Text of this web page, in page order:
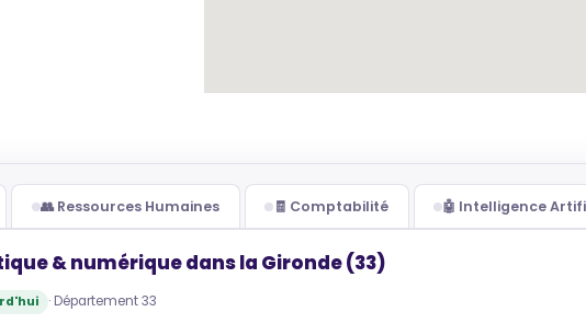
👥 Ressources Humaines 🧾 Comptabilité 🤖 Intelligence
& numérique dans la Gironde (33)
· Département 33